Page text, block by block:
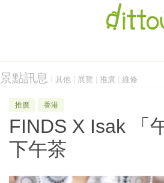
景點訊息 / 其他 展覽 推廣 維修
推廣 香港
FINDS X Isak 「
下午茶